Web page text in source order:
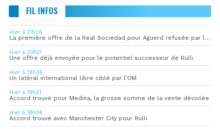
FIL INFOS
Hier à 21h06
La première offre de la Real Sociedad pour Aguerd refusée par l’OM
Hier à 20h21
Une offre déjà envoyée pour le potentiel successeur de Rulli
Hier à 19h36
Un latéral international libre ciblé par l’OM
Hier à 18h51
Accord trouvé pour Medina, la grosse somme de la vente dévoilée
Hier à 18h06
Accord trouvé avec Manchester City pour Rulli